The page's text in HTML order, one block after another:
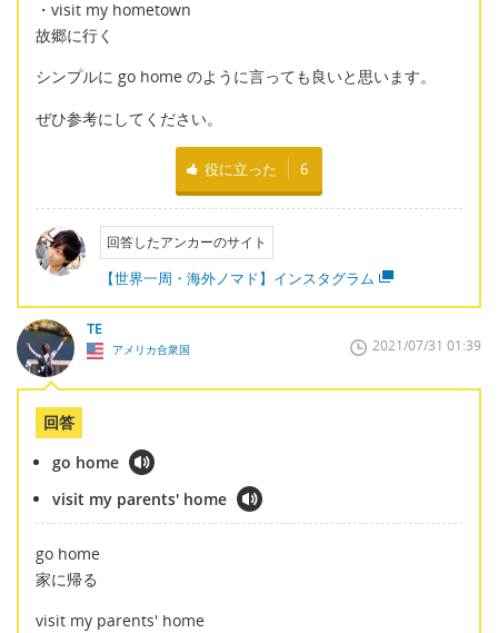
・visit my hometown
故郷に行く
シンプルに go home のように言っても良いと思います。
ぜひ参考にしてください。
役に立った 6
回答したアンカーのサイト
【世界一周・海外ノマド】インスタグラム
TE
アメリカ合衆国 2021/07/31 01:39
回答
go home
visit my parents' home
go home
家に帰る
visit my parents' home